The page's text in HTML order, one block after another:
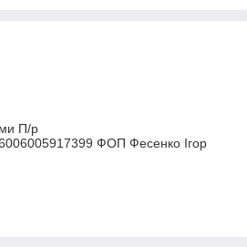
П/р
ФОП Фесенко Ігор